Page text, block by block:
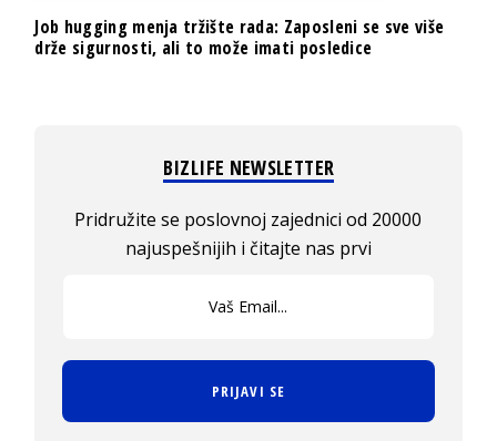
Job hugging menja tržište rada: Zaposleni se sve više
drže sigurnosti, ali to može imati posledice
BIZLIFE NEWSLETTER
Pridružite se poslovnoj zajednici od 20000
najuspešnijih i čitajte nas prvi
PRIJAVI SE